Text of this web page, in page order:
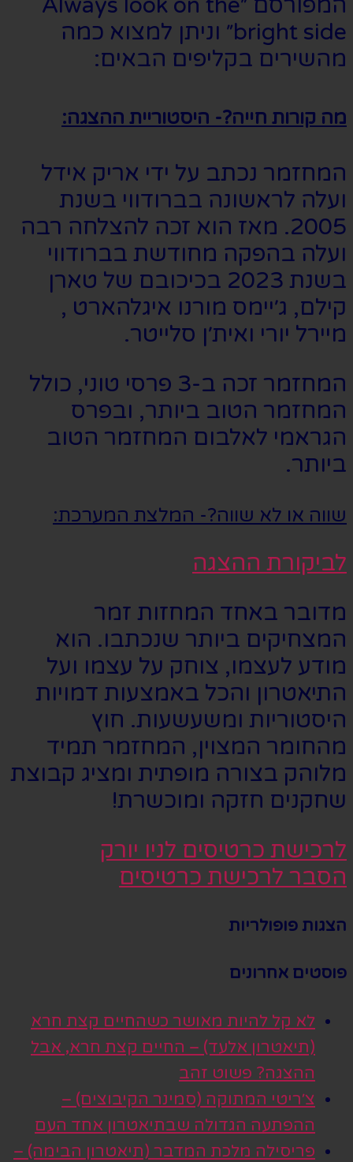
המפורסם ״Always look on the
bright side״ וניתן למצוא כמה
מהשירים בקליפים הבאים:
מה קורות חייה?- היסטוריית ההצגה:
המחזמר נכתב על ידי אריק אידל
ועלה לראשונה בברודווי בשנת
2005. מאז הוא זכה להצלחה רבה
ועלה בהפקה מחודשת בברודווי
בשנת 2023 בכיכובם של טארן
קילם, ג׳יימס מורנו איגלהארט ,
מיירל יורי ואית׳ן סלייטר.
המחזמר זכה ב-3 פרסי טוני, כולל
המחזמר הטוב ביותר, ובפרס
הגראמי לאלבום המחזמר הטוב
ביותר.
שווה או לא שווה?- המלצת המערכת:
לביקורת ההצגה
מדובר באחד המחזות זמר
המצחיקים ביותר שנכתבו. הוא
מודע לעצמו, צוחק על עצמו ועל
התיאטרון והכל באמצעות דמויות
היסטוריות ומשעשעות. חוץ
מהחומר המצוין, המחזמר תמיד
מלוהק בצורה מופתית ומציג קבוצת
שחקנים חזקה ומוכשרת!
לרכישת כרטיסים לניו יורק
הסבר לרכישת כרטיסים
הצגות פופולריות
פוסטים אחרונים
לא קל להיות מאושר כשהחיים קצת חרא
(תיאטרון אלעד) – החיים קצת חרא, אבל
ההצגה? פשוט זהב
צ׳ריטי המתוקה (סמינר הקיבוצים) –
ההפתעה הגדולה שבתיאטרון אחד העם
פריסילה מלכת המדבר (תיאטרון הבימה) –